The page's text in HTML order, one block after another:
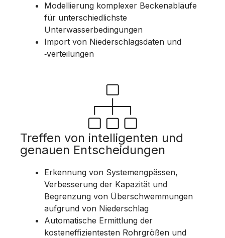
Modellierung komplexer Beckenabläufe
für unterschiedlichste
Unterwasserbedingungen
Import von Niederschlagsdaten und
‑verteilungen
Treffen von intelligenten und
genauen Entscheidungen
Erkennung von Systemengpässen,
Verbesserung der Kapazität und
Begrenzung von Überschwemmungen
aufgrund von Niederschlag
Automatische Ermittlung der
kosteneffizientesten Rohrgrößen und